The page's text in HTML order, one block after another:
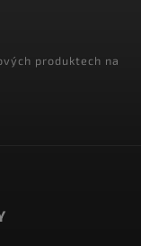
produktech na